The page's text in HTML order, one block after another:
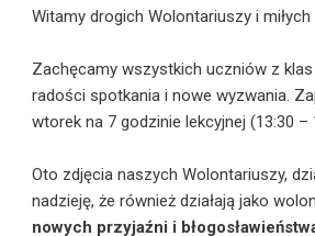
Witamy drogich Wolontariuszy i
Zachęcamy wszystkich uczniów z klas
radości spotkania i nowe wyzwania.
wtorek na 7 godzinie lekcyjnej (13:30 –
Oto zdjęcia naszych Wolontariuszy,
nadzieję, że również działają jako
nowych przyjaźni i